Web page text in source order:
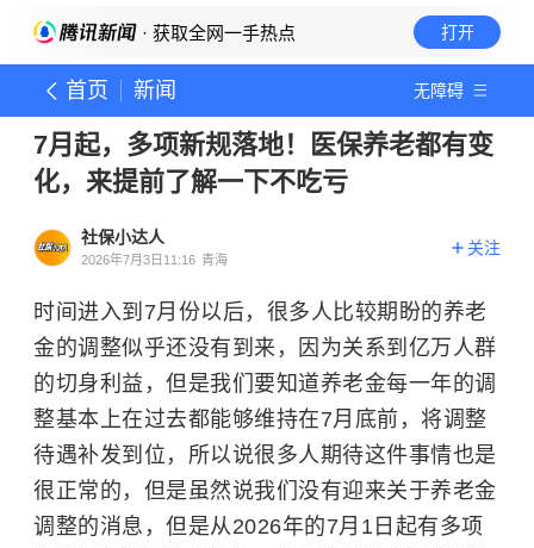
· 获取全网一手热点 打开
首页 新闻 无障碍
7月起，多项新规落地！医保养老都有变
化，来提前了解一下不吃亏
社保小达人
2026年7月3日11:16 青海
关注
时间进入到7月份以后，很多人比较期盼的养老
金的调整似乎还没有到来，因为关系到亿万人群
的切身利益，但是我们要知道养老金每一年的调
整基本上在过去都能够维持在7月底前，将调整
待遇补发到位，所以说很多人期待这件事情也是
很正常的，但是虽然说我们没有迎来关于养老金
调整的消息，但是从2026年的7月1日起有多项